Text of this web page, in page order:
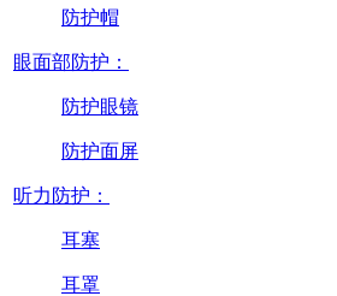
防护帽
眼面部防护：
防护眼镜
防护面屏
听力防护：
耳塞
耳罩